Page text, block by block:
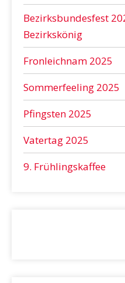
Bezirksbundesfest
Bezirkskönig
Fronleichnam 2025
Sommerfeeling 2025
Pfingsten 2025
Vatertag 2025
9. Frühlingskaffee